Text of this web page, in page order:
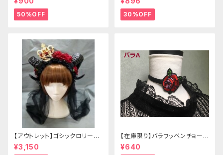
50%OFF 30%OFF
【アウトレット】ゴシックロリータ
ゴールドクラウン＆ホーン(ヴェ
ール付き)
¥3,150
【在庫限り】バラワッペンチョーカ
ー
¥640